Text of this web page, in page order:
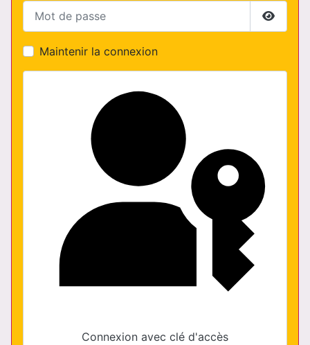
Mot de passe
Maintenir la connexion
Connexion avec clé d'accès